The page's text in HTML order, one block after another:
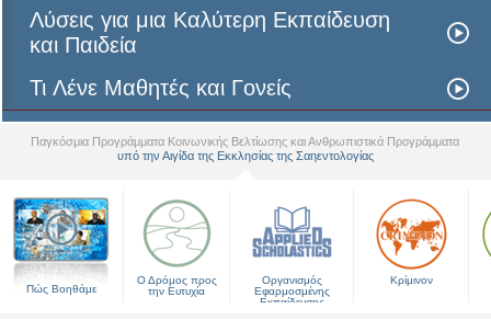
Λύσεις για μια Καλύτερη Εκπαίδευση
και Παιδεία
Τι Λένε Μαθητές και Γονείς
Παγκόσμια Προγράμματα Κοινωνικής Βελτίωσης και Ανθρωπιστικά Προγράμματα
υπό την Αιγίδα της Εκκλησίας της Σαηεντολογίας
Πώς Βοηθάμε
Ο Δρόμος προς
την Ευτυχία
Οργανισμός
Εφαρμοσμένης
Εκπαίδευσης
Κρίμινον